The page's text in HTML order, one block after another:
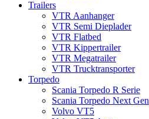
Trailers
VTR Aanhanger
VTR Semi Dieplader
VTR Flatbed
VTR Kippertrailer
VTR Megatrailer
VTR Trucktransporter
Torpedo
Scania Torpedo R Serie
Scania Torpedo Next Gen
Volvo VT5